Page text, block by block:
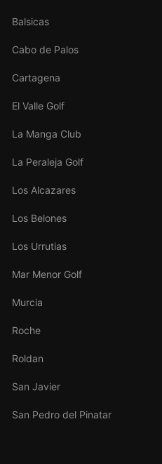
Balsicas
Cabo de Palos
Cartagena
El Valle Golf
La Manga Club
La Peraleja Golf
Los Alcazares
Los Belones
Los Urrutias
Mar Menor Golf
Murcia
Roche
Roldan
San Javier
San Pedro del Pinatar